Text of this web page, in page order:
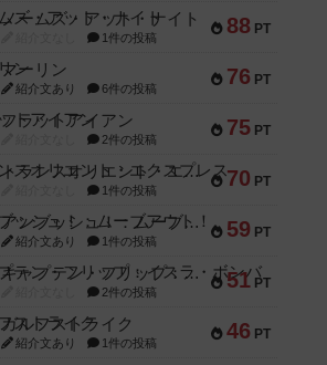
88 PT
ノームズ・アット・ナイト
1件の投稿
76 PT
マーリン
紹介文あり 6件の投稿
75 PT
フラットアイアン
2件の投稿
70 PT
トランスオリエント・エクスプレス
1件の投稿
59 PT
アンブッシュ！：ムーブアウト！
紹介文あり 1件の投稿
51 PT
キャプテン・フリップ：イスラ・ボンバ
2件の投稿
46 PT
ガルフストライク
紹介文あり 1件の投稿